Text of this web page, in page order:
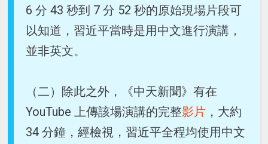
6 分 43 秒到 7 分 52 秒的原始現場片段可
以知道，習近平當時是用中文進行演講，
並非英文。
（二）除此之外，《中天新聞》有在
YouTube 上傳該場演講的完整影片 ，大約
34 分鐘，經檢視，習近平全程均使用中文